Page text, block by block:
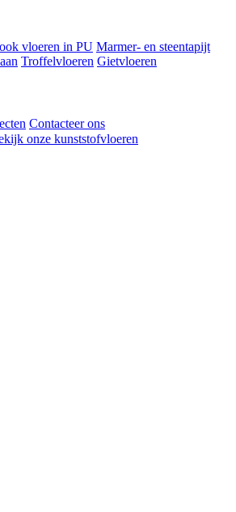
vloeren in PU Marmer- en steentapijt
Troffelvloeren Gietvloeren
Contacteer ons
onze kunststofvloeren